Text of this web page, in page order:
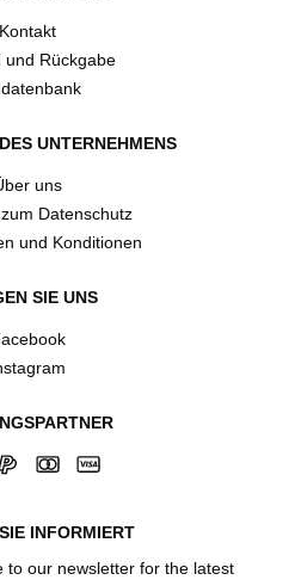
Kontakt
und Rückgabe
UNTERNEHMENS
uns
Datenschutz
und Konditionen
SIE UNS
INFORMIERT
to our newsletter for the latest